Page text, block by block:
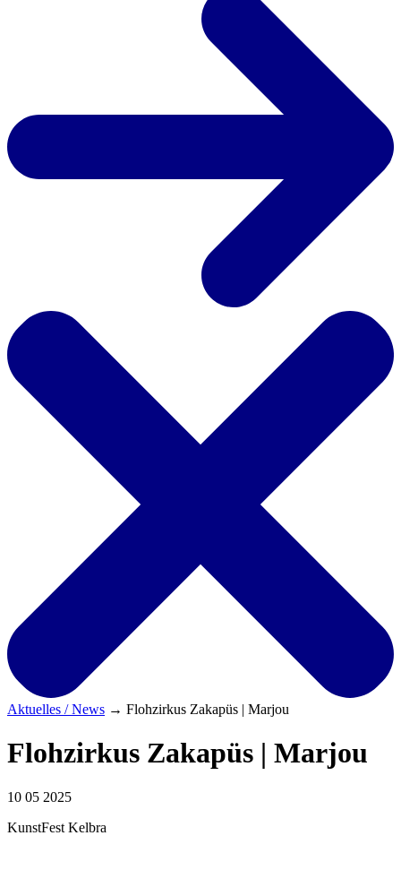
Aktuelles / News → Flohzirkus Zakapüs | Marjou
Flohzirkus Zakapüs | Marjou
10 05 2025
KunstFest Kelbra